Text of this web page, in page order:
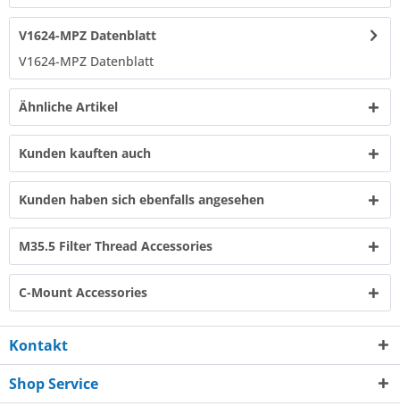
V1624-MPZ Datenblatt
V1624-MPZ Datenblatt​
Ähnliche Artikel
Kunden kauften auch
Kunden haben sich ebenfalls angesehen
M35.5 Filter Thread Accessories
C-Mount Accessories
Kontakt
Shop Service